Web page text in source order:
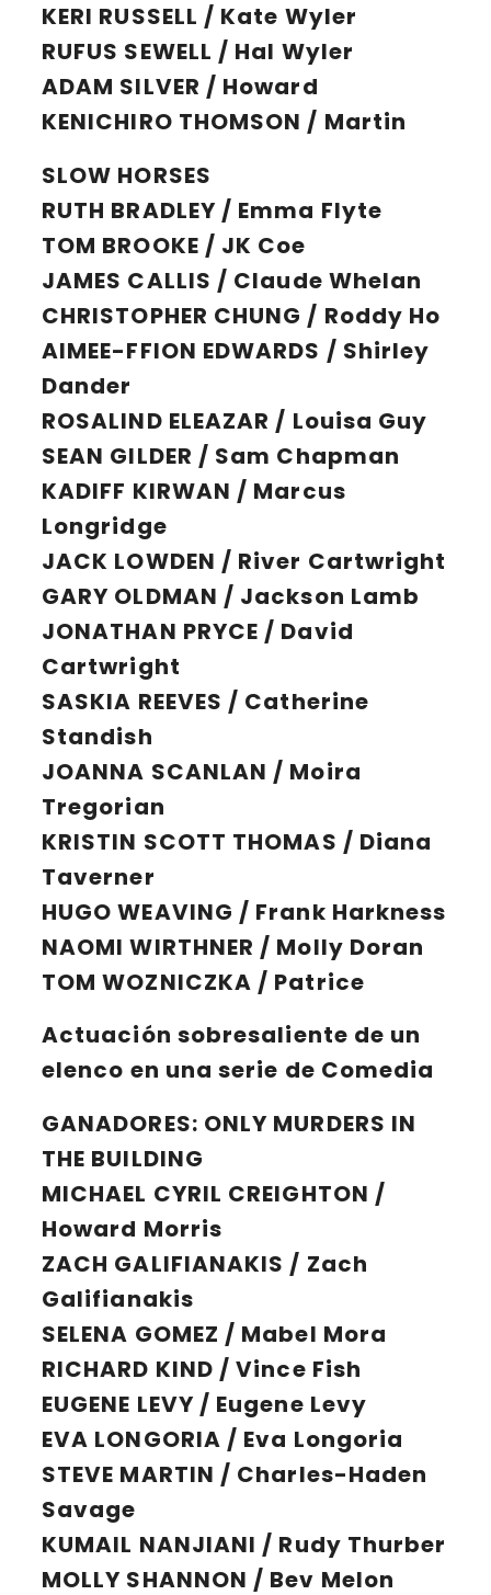
KERI RUSSELL / Kate Wyler
RUFUS SEWELL / Hal Wyler
ADAM SILVER / Howard
KENICHIRO THOMSON / Martin
SLOW HORSES
RUTH BRADLEY / Emma Flyte
TOM BROOKE / JK Coe
JAMES CALLIS / Claude Whelan
CHRISTOPHER CHUNG / Roddy Ho
AIMEE-FFION EDWARDS / Shirley
Dander
ROSALIND ELEAZAR / Louisa Guy
SEAN GILDER / Sam Chapman
KADIFF KIRWAN / Marcus
Longridge
JACK LOWDEN / River Cartwright
GARY OLDMAN / Jackson Lamb
JONATHAN PRYCE / David
Cartwright
SASKIA REEVES / Catherine
Standish
JOANNA SCANLAN / Moira
Tregorian
KRISTIN SCOTT THOMAS / Diana
Taverner
HUGO WEAVING / Frank Harkness
NAOMI WIRTHNER / Molly Doran
TOM WOZNICZKA / Patrice
Actuación sobresaliente de un
elenco en una serie de Comedia
GANADORES: ONLY MURDERS IN
THE BUILDING
MICHAEL CYRIL CREIGHTON /
Howard Morris
ZACH GALIFIANAKIS / Zach
Galifianakis
SELENA GOMEZ / Mabel Mora
RICHARD KIND / Vince Fish
EUGENE LEVY / Eugene Levy
EVA LONGORIA / Eva Longoria
STEVE MARTIN / Charles-Haden
Savage
KUMAIL NANJIANI / Rudy Thurber
MOLLY SHANNON / Bev Melon